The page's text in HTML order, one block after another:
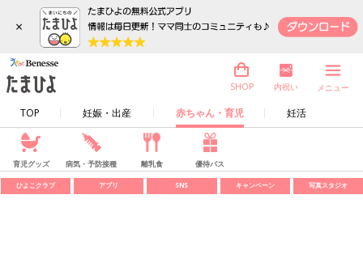
×
TOP 妊娠・出産 赤ちゃん・育児 妊活
SHOP 内祝い メニュー
育児グッズ 病気・予防接種 離乳食 優待パス
ひよこクラブ アプリ SNS キャンペーン 写真スタジオ